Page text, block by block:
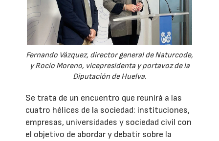
Fernando Vázquez, director general de Naturcode,
y Rocío Moreno, vicepresidenta y portavoz de la
Diputación de Huelva.
Se trata de un encuentro que reunirá a las
cuatro hélices de la sociedad: instituciones,
empresas, universidades y sociedad civil con
el objetivo de abordar y debatir sobre la